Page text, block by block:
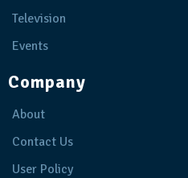
Television
Events
Company
About
Contact Us
User Policy